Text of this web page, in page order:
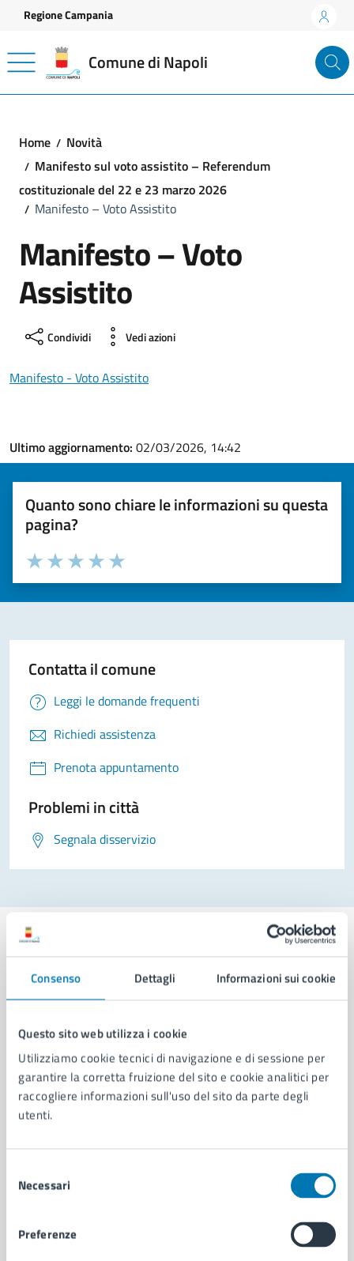
Consenso Dettagli Informazioni sui cookie
Questo sito web utilizza i cookie
Utilizziamo cookie tecnici di navigazione e di sessione per
garantire la corretta fruizione del sito e cookie analitici per
raccogliere informazioni sull'uso del sito da parte degli
utenti.
delNecessari
Preferenze
Vai ai contenuti
Vai al footer
Regione Campania
Comune di Napoli
Home
Novità
Manifesto sul voto assistito – Referendum
costituzionale del 22 e 23 marzo 2026
Manifesto – Voto Assistito
Manifesto – Voto
Assistito
Condividi Vedi azioni
Manifesto - Voto Assistito
Ultimo aggiornamento: 02/03/2026, 14:42
Quanto sono chiare le informazioni su questa
pagina?
Valuta la chiarezza delle informazioni (da 1 a 5 stelle)
Seleziona il numero di stelle per valutare la chiarezza delle
Valuta 5 stelle su 5
Valuta 4 stelle su 5
Valuta 3 stelle su 5
Valuta 2 stelle su 5
Valuta 1 stelle su 5
Contatta il comune
Leggi le domande frequenti
Richiedi assistenza
Prenota appuntamento
Problemi in città
Segnala disservizio
Comune di Napoli
AMMINISTRAZIONE
Aree amministrative
Organi di governo
Municipalità
Uffici
Personale amministrativo